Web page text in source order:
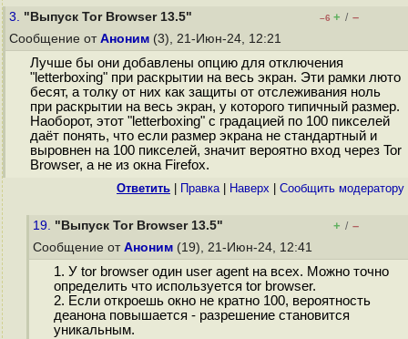
3. "Выпуск Tor Browser 13.5" –6 + / –
Сообщение от Аноним (3), 21-Июн-24, 12:21
Лучше бы они добавлены опцию для отключения
"letterboxing" при раскрытии на весь экран. Эти рамки люто
бесят, а толку от них как защиты от отслеживания ноль
при раскрытии на весь экран, у которого типичный размер.
Наоборот, этот "letterboxing" с градацией по 100 пикселей
даёт понять, что если размер экрана не стандартный и
выровнен на 100 пикселей, значит вероятно вход через Tor
Browser, а не из окна Firefox.
Ответить Правка| Наверх Cообщить модератору
19. "Выпуск Tor Browser 13.5" + / –
Сообщение от Аноним (19), 21-Июн-24, 12:41
1. У tor browser один user agent на всех. Можно точно
определить что используется tor browser.
2. Если откроешь окно не кратно 100, вероятность
деанона повышается - разрешение становится
уникальным.